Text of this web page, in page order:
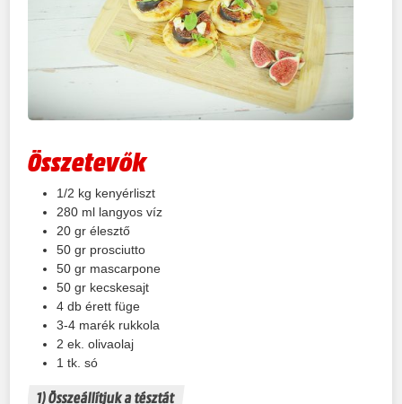
Összetevők
1/2 kg kenyérliszt
280 ml langyos víz
20 gr élesztő
50 gr prosciutto
50 gr mascarpone
50 gr kecskesajt
4 db érett füge
3-4 marék rukkola
2 ek. olivaolaj
1 tk. só
1) Összeállítjuk a tésztát